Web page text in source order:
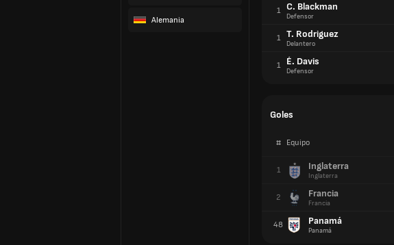
Alemania
1 C. Blackman
Defensor
1 T. Rodriguez
Delantero
1 É. Davis
Defensor
Goles
# Equipo
1 Inglaterra
Inglaterra
2 Francia
Francia
48 Panamá
Panamá